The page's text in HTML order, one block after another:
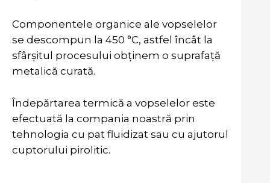
Componentele organice ale vopselelor
se descompun la 450 °C, astfel încât la
sfârșitul procesului obținem o suprafață
metalică curată.
Îndepărtarea termică a vopselelor este
efectuată la compania noastră prin
tehnologia cu pat fluidizat sau cu ajutorul
cuptorului pirolitic.